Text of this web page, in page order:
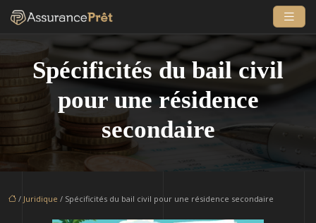
Spécificités du bail civil
pour une résidence
secondaire
/ Juridique / Spécificités du bail civil pour une résidence secondaire